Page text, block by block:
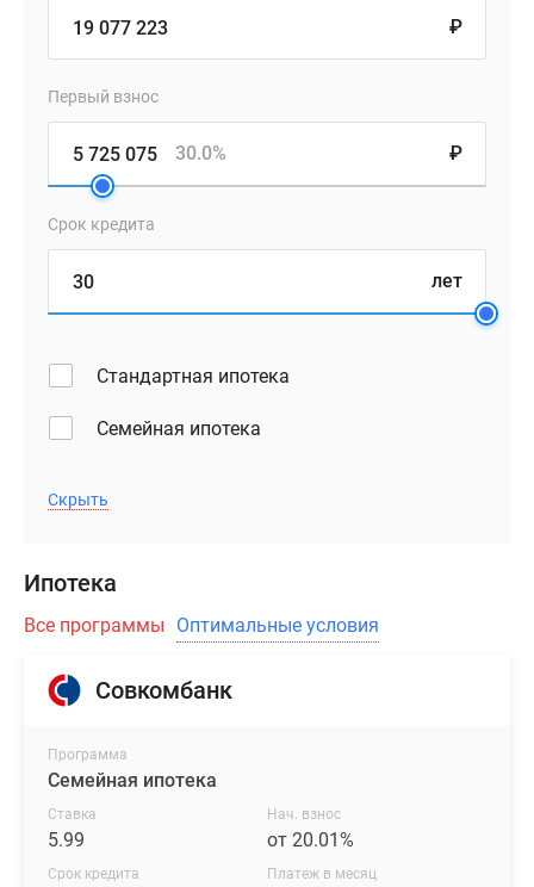
₽
Первый взнос
₽
30.0%
Срок кредита
лет
Стандартная ипотека
Семейная ипотека
Скрыть
Ипотека
Все программы Оптимальные условия
Совкомбанк
Программа
Семейная ипотека
Ставка
5.99
Нач. взнос
от 20.01%
Срок кредита Платеж в месяц